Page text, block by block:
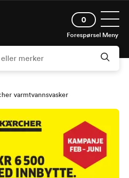
0
Forespørsel Meny
varmtvannsvasker